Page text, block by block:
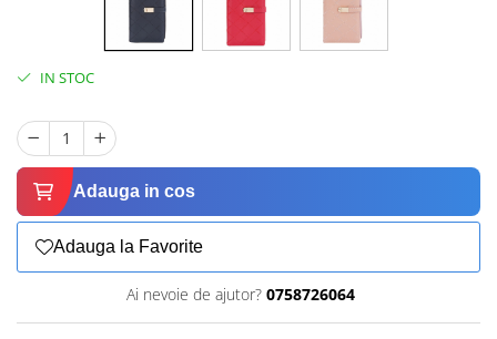
IN STOC
Adauga in cos
Adauga la Favorite
Ai nevoie de ajutor? 0758726064